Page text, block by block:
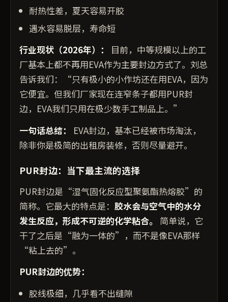
耐热性差，夏天容易开胶
遇水容易脱层，寿命短
行业现状（2026年）：
目前，中等规模以上的工
厂基本上都不再用EVA作为主要封边方式了。刘总
告诉我们：“只有极小的小作坊还在用EVA，因为
它便宜。但我们厂家现在连窄条子都用PUR封
边，EVA我们只用在极少数手工制品上。”
一句话总结：
EVA封边，基本已经被市场淘汰，
除非你是极简的出租房装修，否则尽量避开。
PUR封边：当下最主流的选择
PUR封边是“湿气固化反应型聚氨酯热熔胶”的
简称。它最大的特点是： 胶水会与空气中的水分
发生反应，形成不可逆的化学粘合。 简单说，它
干了之后是“融为一体的”，而不是像EVA那样
“粘上去的”。
PUR封边的优势：
胶线极细，几乎看不出缝隙